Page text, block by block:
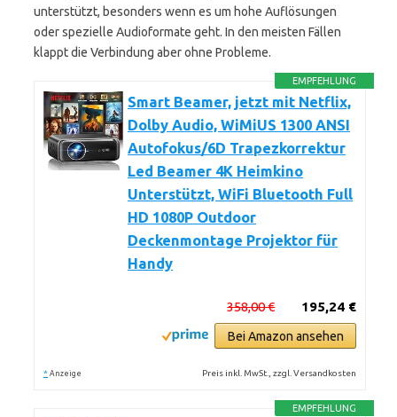
unterstützt, besonders wenn es um hohe Auflösungen
oder spezielle Audioformate geht. In den meisten Fällen
klappt die Verbindung aber ohne Probleme.
EMPFEHLUNG
Smart Beamer, jetzt mit Netflix,
Dolby Audio, WiMiUS 1300 ANSI
Autofokus/6D Trapezkorrektur
Led Beamer 4K Heimkino
Unterstützt, WiFi Bluetooth Full
HD 1080P Outdoor
Deckenmontage Projektor für
Handy
195,24 €
358,00 €
Bei Amazon ansehen
* Anzeige Preis inkl. MwSt., zzgl. Versandkosten
EMPFEHLUNG